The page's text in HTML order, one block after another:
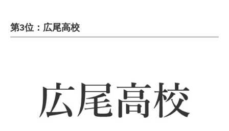
第3位：広尾高校